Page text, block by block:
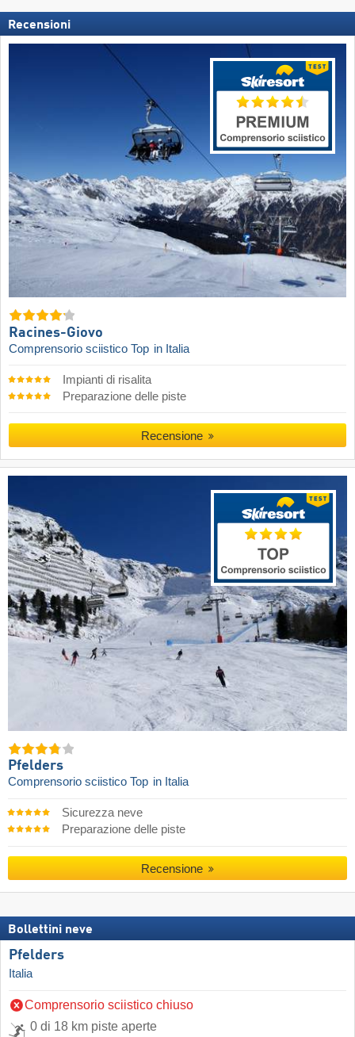
Recensioni
Racines-Giovo
Comprensorio sciistico Top in Italia
Impianti di risalita
Preparazione delle piste
Recensione
Pfelders
Comprensorio sciistico Top in Italia
Sicurezza neve
Preparazione delle piste
Recensione
Bollettini neve
Pfelders
Italia
Comprensorio sciistico chiuso
0 di 18 km piste aperte